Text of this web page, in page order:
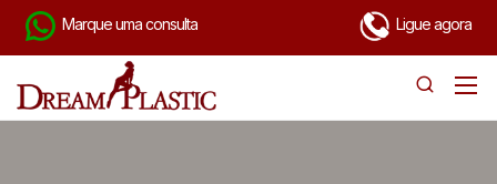
Marque uma consulta Ligue agora